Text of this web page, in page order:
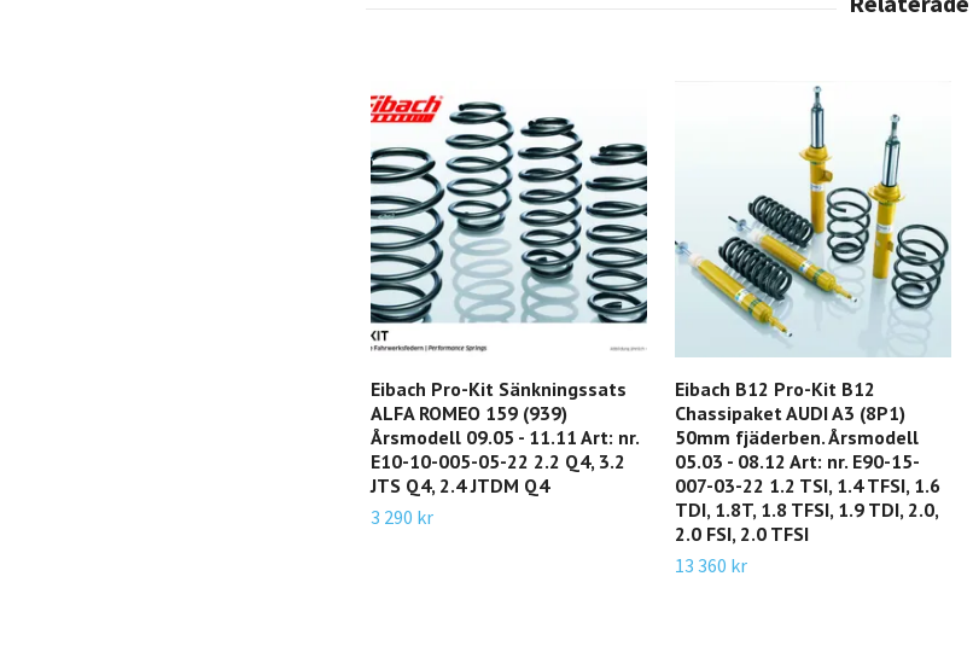
Eibach Pro-Kit Sänkningssats
ALFA ROMEO 159 (939)
Årsmodell 09.05 - 11.11 Art: nr.
E10-10-005-05-22 2.2 Q4, 3.2
JTS Q4, 2.4 JTDM Q4
3 290 kr
Eibach B12 Pro-Kit B12
Chassipaket AUDI A3 (8P1)
50mm fjäderben. Årsmodell
05.03 - 08.12 Art: nr. E90-15-
007-03-22 1.2 TSI, 1.4 TFSI, 1.6
TDI, 1.8T, 1.8 TFSI, 1.9 TDI, 2.0,
2.0 FSI, 2.0 TFSI
13 360 kr